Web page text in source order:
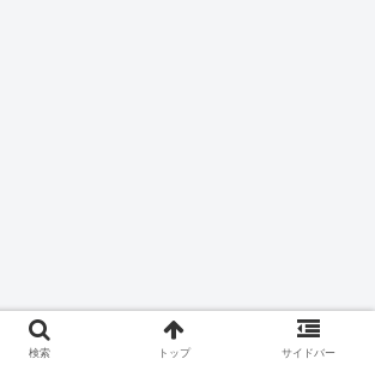
検索 トップ サイドバー